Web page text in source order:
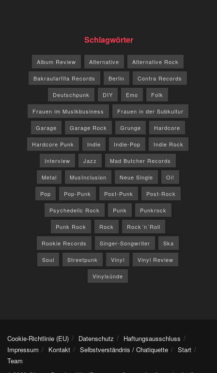
Schlagwörter
Album Review Alternative Alternative Rock
Bakraufarfita Records Berlin Contra Records
Deutschpunk DIY Emo Folk
Frauen im Musikbusiness Frauen in der Subkultur
Garage Garage Rock Grunge Hardcore
Hardcore Punk Indie Indie-Pop Indie Rock
Interview Jazz Mad Butcher Records
Metal MusInclusion Neue Single Oi!
Pop Pop-Punk Post-Punk Post-Rock
Psychedelic Rock Punk Punkrock
Punk Rock Rock Rock´n´Roll
Rookie Records Singer-Songwriter Ska
Soul Streetpunk Vinyl Vinyl Review
Vinylsünde
Cookie-Richtlinie (EU) Datenschutz
Haftungsausschluss
Impressum
Kontakt Selbstverständnis / Chatiquette
Start
Team